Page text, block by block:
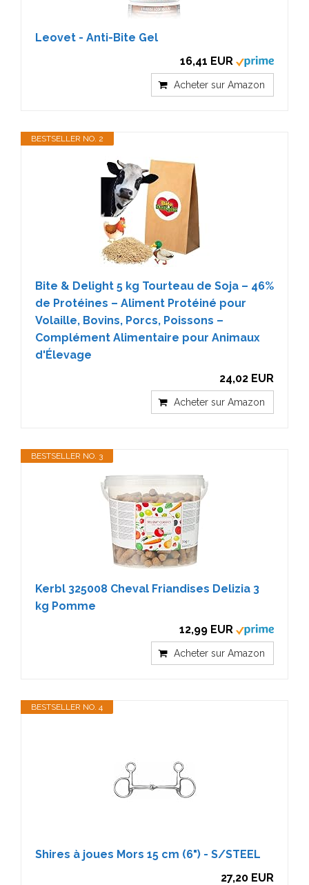
Leovet - Anti-Bite Gel
16,41 EUR
Acheter sur Amazon
BESTSELLER NO. 2
Bite & Delight 5 kg Tourteau de Soja – 46%
de Protéines – Aliment Protéiné pour
Volaille, Bovins, Porcs, Poissons –
Complément Alimentaire pour Animaux
d'Élevage
24,02 EUR
Acheter sur Amazon
BESTSELLER NO. 3
Kerbl 325008 Cheval Friandises Delizia 3
kg Pomme
12,99 EUR
Acheter sur Amazon
BESTSELLER NO. 4
Shires à joues Mors 15 cm (6") - S/STEEL
27,20 EUR